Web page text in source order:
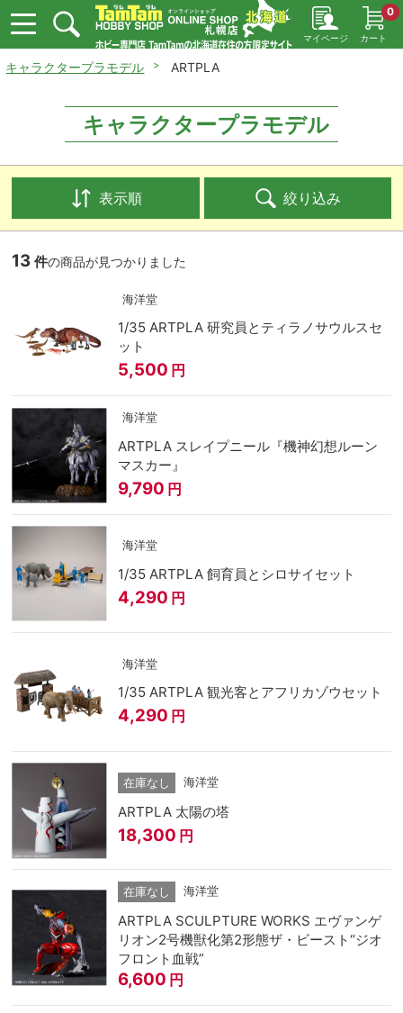
マイページ カート
0
キャラクタープラモデル ARTPLA
キャラクタープラモデル
表示順 絞り込み
13 件の商品が見つかりました
海洋堂
1/35 ARTPLA 研究員とティラノサウルスセ
ット
5,500 円
海洋堂
ARTPLA スレイプニール『機神幻想ルーン
マスカー』
9,790 円
海洋堂
1/35 ARTPLA 飼育員とシロサイセット
4,290 円
海洋堂
1/35 ARTPLA 観光客とアフリカゾウセット
4,290 円
在庫なし 海洋堂
ARTPLA 太陽の塔
18,300 円
在庫なし 海洋堂
ARTPLA SCULPTURE WORKS エヴァンゲ
リオン2号機獣化第2形態ザ・ビースト“ジオ
フロント血戦”
6,600 円